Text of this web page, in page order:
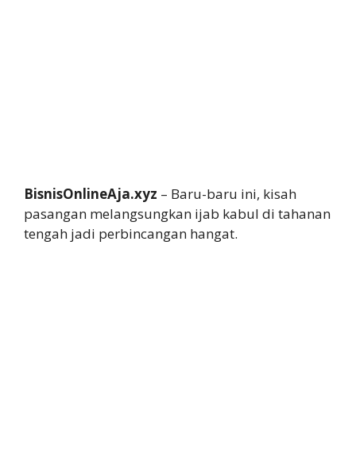
BisnisOnlineAja.xyz – Baru-baru ini, kisah
pasangan melangsungkan ijab kabul di tahanan
tengah jadi perbincangan hangat.